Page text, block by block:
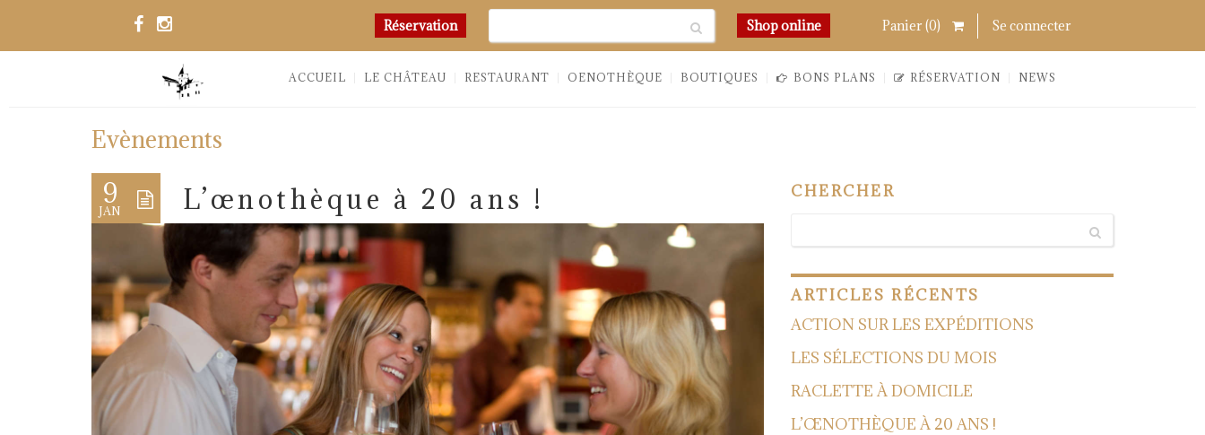
Réservation Chercher Shop online Chercher
Panier (0) Links
Se connecter
ACCUEIL LE CHÂTEAU RESTAURANT OENOTHÈQUE BOUTIQUES BONS PLANS RÉSERVATION NEWS
Evènements
9
JAN L’œnothèque à 20 ans ! CHERCHER
ARTICLES RÉCENTS
ACTION SUR LES EXPÉDITIONS
LES SÉLECTIONS DU MOIS
RACLETTE À DOMICILE
L’ŒNOTHÈQUE À 20 ANS !